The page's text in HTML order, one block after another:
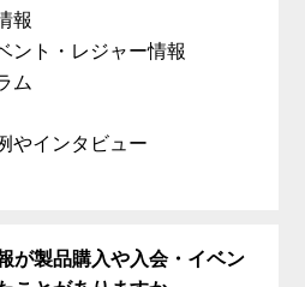
報
ント・レジャー情報
ム
やインタビュー
が製品購入や入会・イベン